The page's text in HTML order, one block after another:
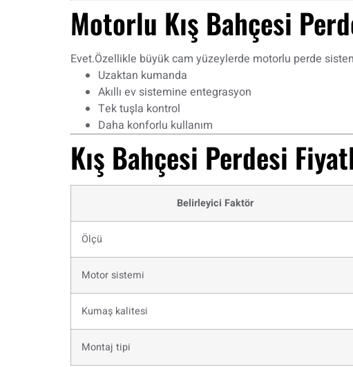
Motorlu Kış Bahçesi
Evet.Özellikle büyük cam yüzeylerde motorlu perde
Uzaktan kumanda
Akıllı ev sistemine entegrasyon
Tek tuşla kontrol
Daha konforlu kullanım
Kış Bahçesi Perdesi
Belirleyici Faktör
Ölçü
Motor sistemi
Kumaş kalitesi
Montaj tipi